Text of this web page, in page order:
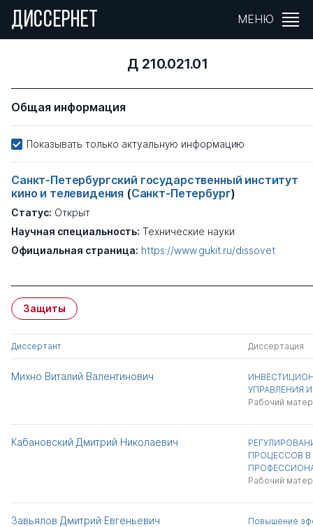
ДИССЕРНЕТ МЕНЮ
Д 210.021.01
Общая информация
Показывать только актуальную информацию
Санкт-Петербургский государственный институт
кино и телевидения (Санкт-Петербург)
Статус: Открыт
Научная специальность: Технические науки
Официальная страница: https://www.gukit.ru/dissovet
Защиты
Диссертант Диссертация
Михно Виталий Валентинович
УПРАВЛЕНИЯ
Рабочий
Кабановский Дмитрий Николаевич
ПРОЦЕССОВ
Рабочий
Завьялов Дмитрий Евгеньевич
Повышение